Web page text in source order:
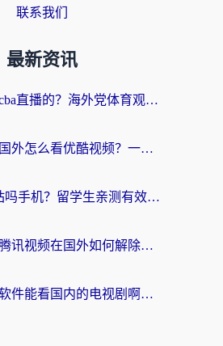
联系我们
最新资讯
在香港怎么看cba直播的？海外党体育观赛终极指南：告别版权限制，畅享中文解说
海外党别愁！国外怎么看优酷视频？一招解决追剧、看直播难题
海外可以看b站吗手机？留学生亲测有效的回国加速指南
海外党必看：腾讯视频在国外如何解除地域限制？附优酷咪咕使用指南
在国外用什么软件能看国内的电视剧啊？留学生亲测有效的回国加速方案